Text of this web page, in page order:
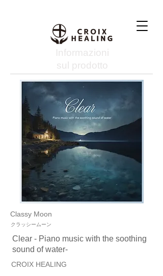
Informazioni
sul prodotto
Classy Moon
クラッシームーン
Clear - Piano music with the soothing
sound of water-
CROIX HEALING